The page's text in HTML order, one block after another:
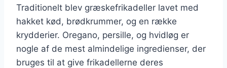
Traditionelt blev græskefrikadeller lavet med
hakket kød, brødkrummer, og en række
krydderier. Oregano, persille, og hvidløg er
nogle af de mest almindelige ingredienser, der
bruges til at give frikadellerne deres